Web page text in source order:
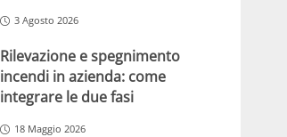
3 Agosto 2026
Rilevazione e spegnimento
incendi in azienda: come
integrare le due fasi
18 Maggio 2026